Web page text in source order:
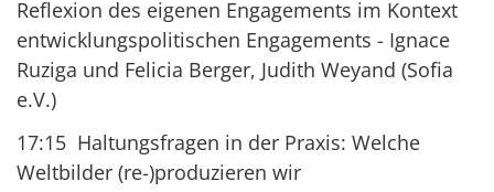
Reflexion des eigenen Engagements im Kontext
entwicklungspolitischen Engagements - Ignace
Ruziga und Felicia Berger, Judith Weyand (Sofia
e.V.)
17:15 Haltungsfragen in der Praxis: Welche
Weltbilder (re-)produzieren wir